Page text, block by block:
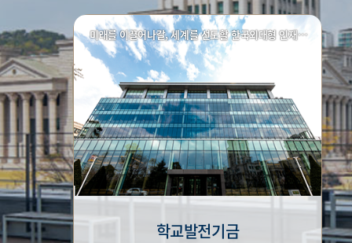
미래를 이끌어나갈, 세계를 선도할 한국외대형 인재양성
학교발전기금